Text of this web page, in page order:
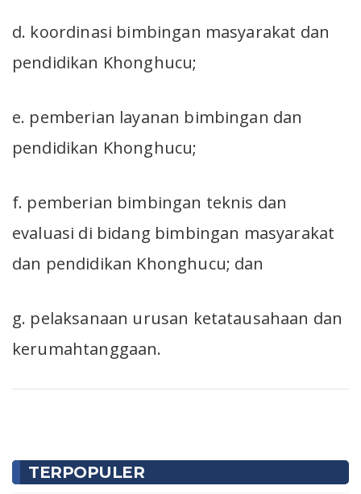
d. koordinasi bimbingan masyarakat dan
pendidikan Khonghucu;
e. pemberian layanan bimbingan dan
pendidikan Khonghucu;
f. pemberian bimbingan teknis dan
evaluasi di bidang bimbingan masyarakat
dan pendidikan Khonghucu; dan
g. pelaksanaan urusan ketatausahaan dan
kerumahtanggaan.
TERPOPULER